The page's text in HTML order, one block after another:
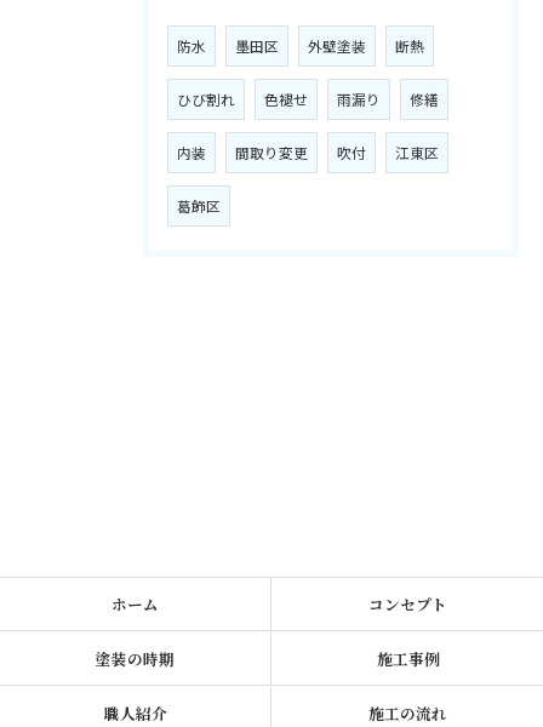
防水 墨田区 外壁塗装 断熱
ひび割れ 色褪せ 雨漏り 修繕
内装 間取り変更 吹付 江東区
葛飾区
ホーム コンセプト
塗装の時期 施工事例
職人紹介 施工の流れ